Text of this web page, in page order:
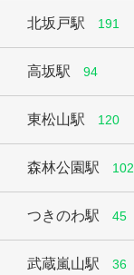
北坂戸駅 191
高坂駅 94
東松山駅 120
森林公園駅 102
つきのわ駅 45
武蔵嵐山駅 36